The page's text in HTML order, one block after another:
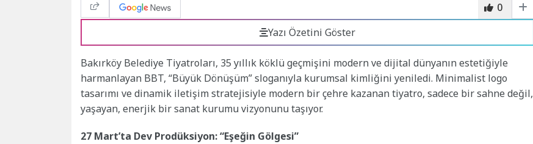
0
Yazı Özetini Göster
Bakırköy Belediye Tiyatroları, 35 yıllık köklü geçmişini modern ve dijital dünyanın estetiğiyle
harmanlayan BBT, “Büyük Dönüşüm” sloganıyla kurumsal kimliğini yeniledi. Minimalist logo
tasarımı ve dinamik iletişim stratejisiyle modern bir çehre kazanan tiyatro, sadece bir sahne değil,
yaşayan, enerjik bir sanat kurumu vizyonunu taşıyor.
27 Mart’ta Dev Prodüksiyon: “Eşeğin Gölgesi”